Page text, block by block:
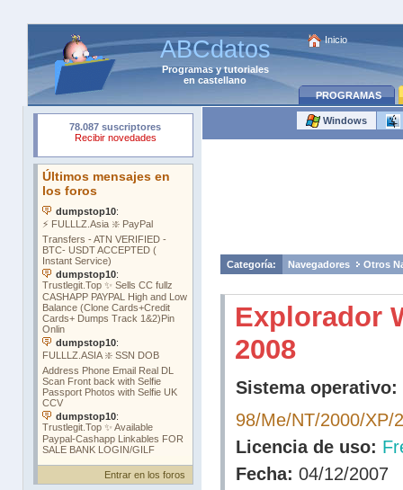
ABCdatos
Programasytutoriales
en castellano
Inicio
PROGRAMAS
Entrar en los foros
Windows
Categoría: Navegadores Otros
Explorador
2008
Sistema operativo:
98/Me/NT/2000/XP/
Licencia de uso:
Fecha: 04/12/2007